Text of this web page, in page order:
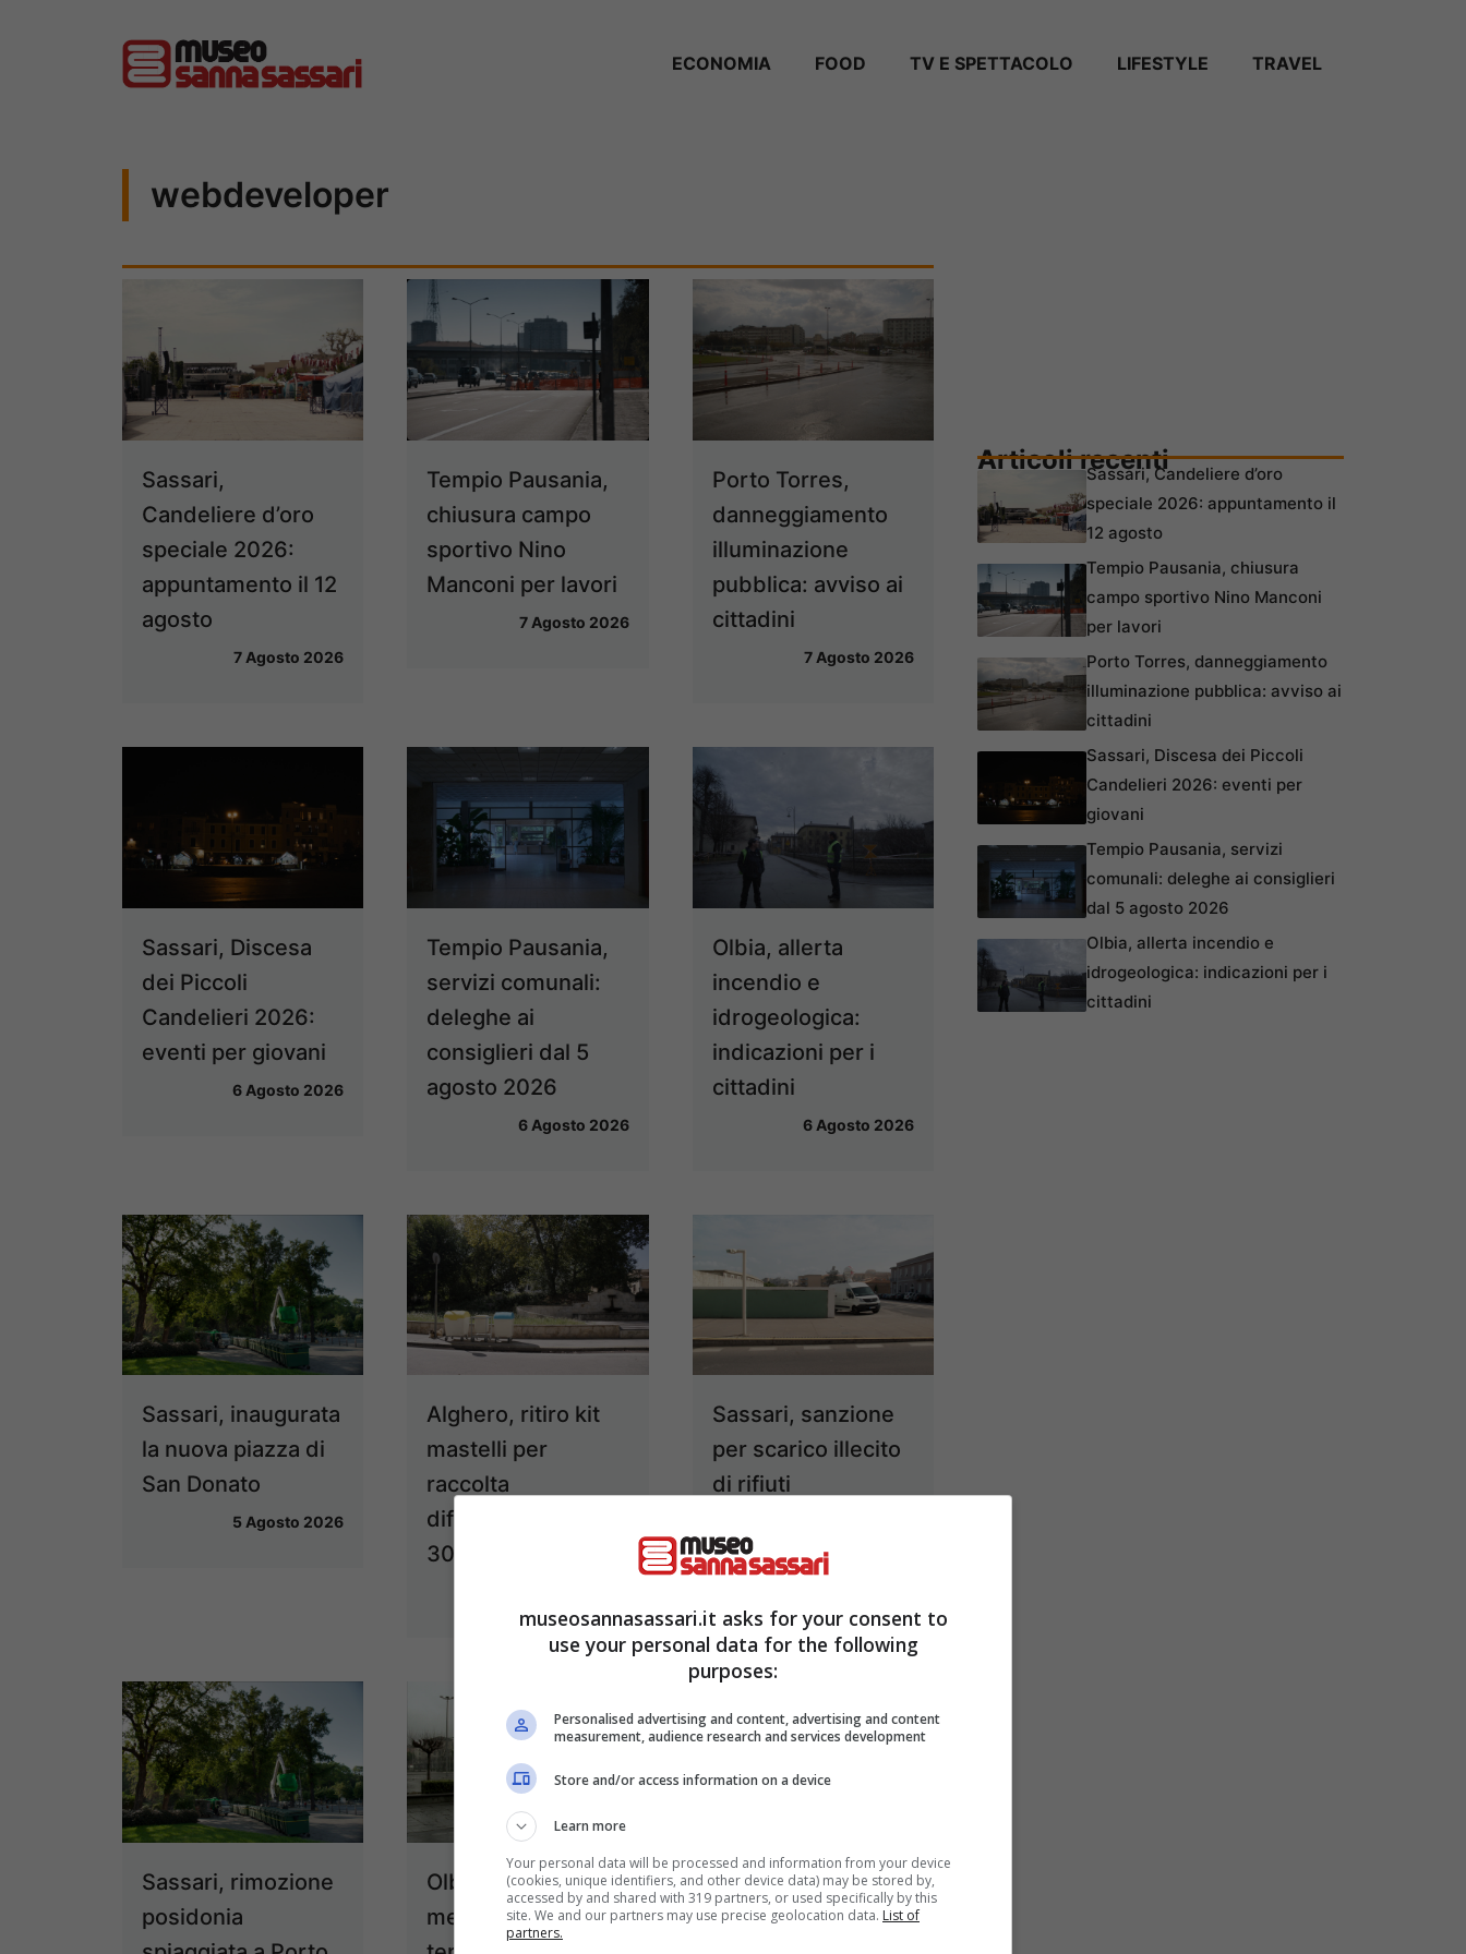
ECONOMIA FOOD TV E SPETTACOLO LIFESTYLE TRAVEL
webdeveloper
Sassari,
Candeliere d’oro
speciale 2026:
appuntamento il 12
agosto
7 Agosto 2026
Tempio Pausania,
chiusura campo
sportivo Nino
Manconi per lavori
7 Agosto 2026
Porto Torres,
danneggiamento
illuminazione
pubblica: avviso ai
cittadini
7 Agosto 2026
Sassari, Discesa
dei Piccoli
Candelieri 2026:
eventi per giovani
6 Agosto 2026
Tempio Pausania,
servizi comunali:
deleghe ai
consiglieri dal 5
agosto 2026
6 Agosto 2026
Olbia, allerta
incendio e
idrogeologica:
indicazioni per i
cittadini
6 Agosto 2026
Sassari, inaugurata
la nuova piazza di
San Donato
5 Agosto 2026
Alghero, ritiro kit
mastelli per
raccolta
differenziata fino al
30 settembre
Sassari, sanzione
per scarico illecito
di rifiuti
Sassari, rimozione
posidonia
Olbia, allerta
meteo per alte
Porto Torres,
Rottamazione-
Articoli recentiSassari, Candeliere d’oro
speciale 2026: appuntamento il
12 agosto
Tempio Pausania, chiusura
campo sportivo Nino Manconi
per lavori
Porto Torres, danneggiamento
illuminazione pubblica: avviso ai
cittadini
Sassari, Discesa dei Piccoli
Candelieri 2026: eventi per
giovani
Tempio Pausania, servizi
comunali: deleghe ai consiglieri
dal 5 agosto 2026
Olbia, allerta incendio e
idrogeologica: indicazioni per i
cittadini
museosannasassari.it asks for your consent to
use your personal data for the following
purposes:
Personalised advertising and content, advertising and content
measurement, audience research and services development
Store and/or access information on a device
Learn more
Your personal data will be processed and information from your device
(cookies, unique identifiers, and other device data) may be stored by,
accessed by and shared with 319 partners, or used specifically by this
site. We and our partners may use precise geolocation data. List of
partners.